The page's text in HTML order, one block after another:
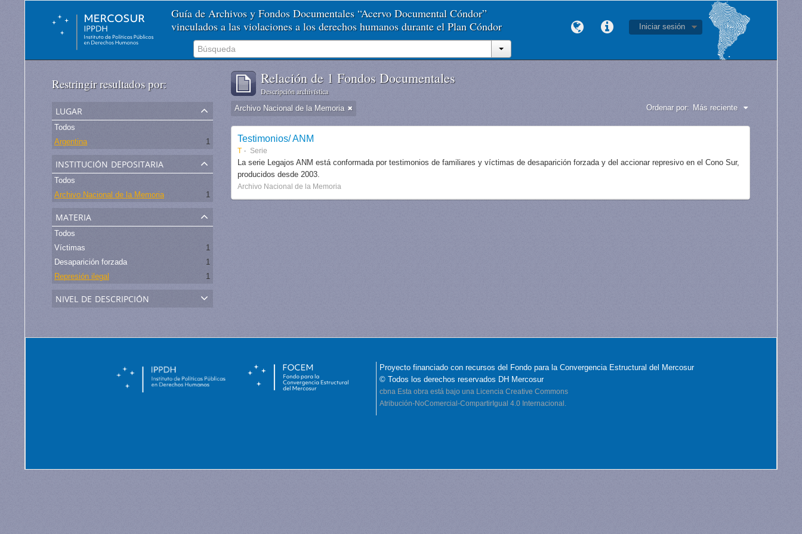
Guía de Archivos y Fondos Documentales “Acervo Documental Cóndor”
vinculados a las violaciones a los derechos humanos durante el Plan Cóndor
Iniciar sesión
Restringir resultados por:
lugar
Todos
Argentina
1
institución depositaria
Todos
Archivo Nacional de la Memoria
1
materia
Todos
Víctimas
1
Desaparición forzada
1
Represión ilegal
1
nivel de descripción
Relación de 1 Fondos Documentales
Descripción archivística
Archivo Nacional de la Memoria Ordenar por: Más reciente
Testimonios/ ANM
T Serie
La serie Legajos ANM está conformada por testimonios de familiares y víctimas de desaparición forzada y del accionar represivo en el Cono Sur,
producidos desde 2003.
Archivo Nacional de la Memoria
Proyecto financiado con recursos del Fondo para la Convergencia Estructural del Mercosur
© Todos los derechos reservados DH Mercosur
cbna Esta obra está bajo una Licencia Creative Commons
Atribución-NoComercial-CompartirIgual 4.0 Internacional.